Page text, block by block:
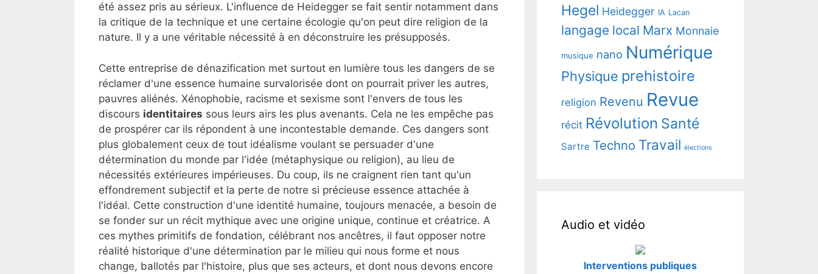
été assez pris au sérieux. L'influence de Heidegger se fait sentir notamment dans
la critique de la technique et une certaine écologie qu'on peut dire religion de la
nature. Il y a une véritable nécessité à en déconstruire les présupposés.
Cette entreprise de dénazification met surtout en lumière tous les dangers de se
réclamer d'une essence humaine survalorisée dont on pourrait priver les autres,
pauvres aliénés. Xénophobie, racisme et sexisme sont l'envers de tous les
discours identitaires sous leurs airs les plus avenants. Cela ne les empêche pas
de prospérer car ils répondent à une incontestable demande. Ces dangers sont
plus globalement ceux de tout idéalisme voulant se persuader d'une
détermination du monde par l'idée (métaphysique ou religion), au lieu de
nécessités extérieures impérieuses. Du coup, ils ne craignent rien tant qu'un
effondrement subjectif et la perte de notre si précieuse essence attachée à
l'idéal. Cette construction d'une identité humaine, toujours menacée, a besoin de
se fonder sur un récit mythique avec une origine unique, continue et créatrice. A
ces mythes primitifs de fondation, célébrant nos ancêtres, il faut opposer notre
réalité historique d'une détermination par le milieu qui nous forme et nous
change, ballotés par l'histoire, plus que ses acteurs, et dont nous devons encore
Hegel Heidegger IA Lacan
langage local Marx Monnaie
musique nano Numérique
Physique prehistoire
religion Revenu Revue
récit Révolution Santé
Sartre Techno Travail élections
Audio et vidéo
Interventions publiques